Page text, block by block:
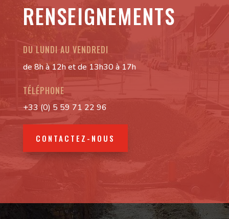
RENSEIGNEMENTS
DU LUNDI AU VENDREDI
de 8h à 12h et de 13h30 à 17h
TÉLÉPHONE
+33 (0) 5 59 71 22 96
CONTACTEZ-NOUS